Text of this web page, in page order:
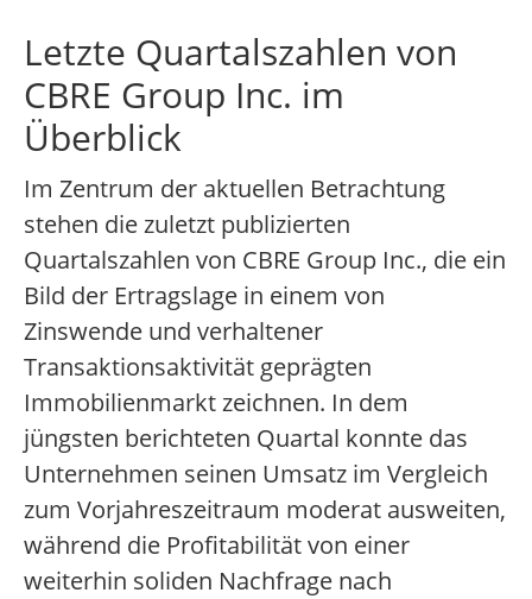
Letzte Quartalszahlen von
CBRE Group Inc. im
Überblick
Im Zentrum der aktuellen Betrachtung
stehen die zuletzt publizierten
Quartalszahlen von CBRE Group Inc., die ein
Bild der Ertragslage in einem von
Zinswende und verhaltener
Transaktionsaktivität geprägten
Immobilienmarkt zeichnen. In dem
jüngsten berichteten Quartal konnte das
Unternehmen seinen Umsatz im Vergleich
zum Vorjahreszeitraum moderat ausweiten,
während die Profitabilität von einer
weiterhin soliden Nachfrage nach